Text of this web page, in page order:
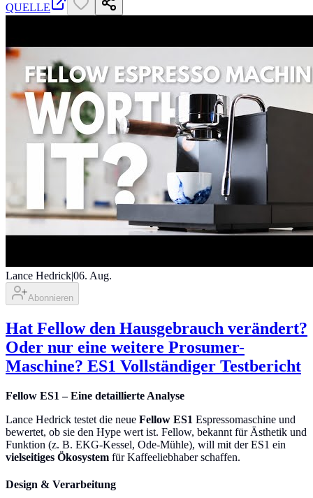
QUELLE
Lance Hedrick|06. Aug.
Abonnieren
Hat Fellow den Hausgebrauch verändert?
Oder nur eine weitere Prosumer-
Maschine? ES1 Vollständiger Testbericht
Fellow ES1 – Eine detaillierte Analyse
Lance Hedrick testet die neue Fellow ES1 Espressomaschine und
bewertet, ob sie den Hype wert ist. Fellow, bekannt für Ästhetik und
Funktion (z. B. EKG-Kessel, Ode-Mühle), will mit der ES1 ein
vielseitiges Ökosystem für Kaffeeliebhaber schaffen.
Design & Verarbeitung